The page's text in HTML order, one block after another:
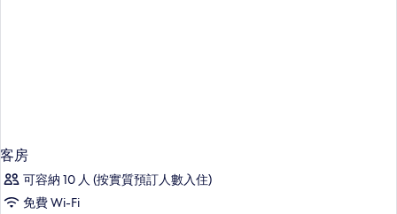
客房
可容納 10 人 (按實質預訂人數入住)
免費 Wi-Fi